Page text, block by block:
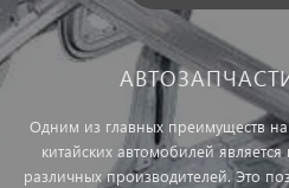
Одним из главных преимуществ
китайских автомобилей
различных производителей. Это